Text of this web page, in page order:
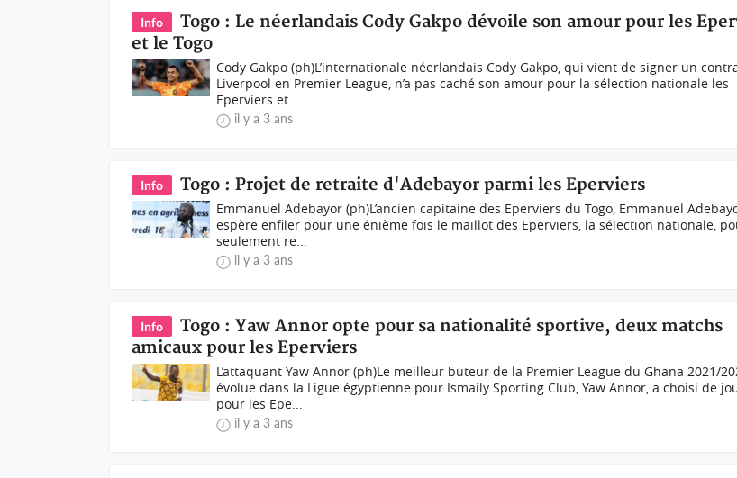
Info
Togo : Le néerlandais Cody Gakpo dévoile son amour pour les
et le Togo
Cody Gakpo (ph)L’internationale néerlandais Cody Gakpo, qui vient de signer un
Liverpool en Premier League, n’a pas caché son amour pour la sélection nationale les
Eperviers et...
il y a 3 ans
Info Togo : Projet de retraite d'Adebayor parmi les Eperviers
Emmanuel Adebayor (ph)L’ancien capitaine des Eperviers du Togo, Emmanuel
espère enfiler pour une énième fois le maillot des Eperviers, la sélection nationale,
seulement re...
il y a 3 ans
Info
Togo : Yaw Annor opte pour sa nationalité sportive, deux matchs
amicaux pour les Eperviers
L’attaquant Yaw Annor (ph)Le meilleur buteur de la Premier League du Ghana 2021/
évolue dans la Ligue égyptienne pour Ismaily Sporting Club, Yaw Annor, a choisi de
pour les Epe...
il y a 3 ans